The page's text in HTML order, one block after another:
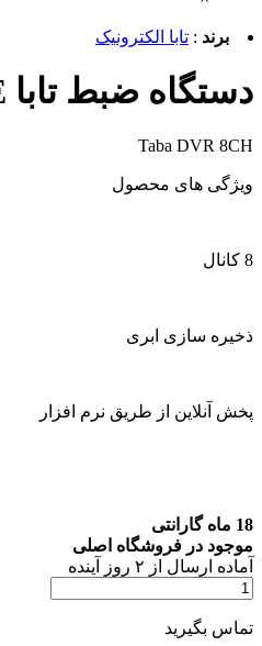
برند : تابا الکترونیک
دستگاه ضبط تابا TB- 8CH-E
Taba DVR 8CH
ویژگی های محصول
8 کانال
ذخیره سازی ابری
پخش آنلاین از طریق نرم افزار
18 ماه گارانتی
موجود در فروشگاه اصلی
آماده ارسال از ۲ روز آینده
تماس بگیرید